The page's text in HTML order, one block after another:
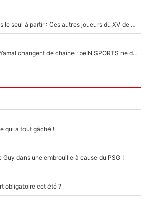
Thomas Ramos ne sera pas le seul à partir : Ces autres joueurs du XV de France pourraient aussi quitter le Stade Toulousain, un club de Top 14 est déjà sur les rangs
Kylian Mbappé et Lamine Yamal changent de chaîne : beIN SPORTS ne digère pas cette décision historique et prédit un fiasco pour la Liga
qui a tout gâché !
Guy dans une embrouille à cause du PSG !
obligatoire cet été ?